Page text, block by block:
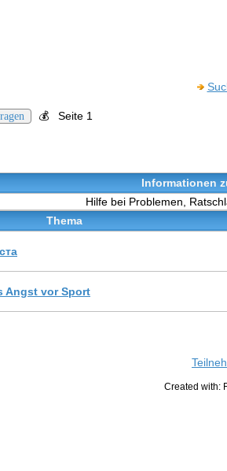
💰 Seite 1
Informationen
Hilfe bei Problemen,
Thema
Angst vor Sport
Created with: